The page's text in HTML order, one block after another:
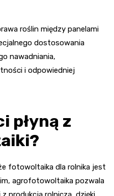
roślin między panelami
dostosowania
nawadniania,
i odpowiedniej
płyną z
fotowoltaika dla rolnika jest
agrofotowoltaika pozwala